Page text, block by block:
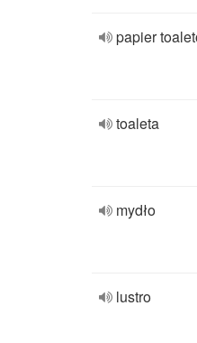
papier
toaleta
mydło
lustro